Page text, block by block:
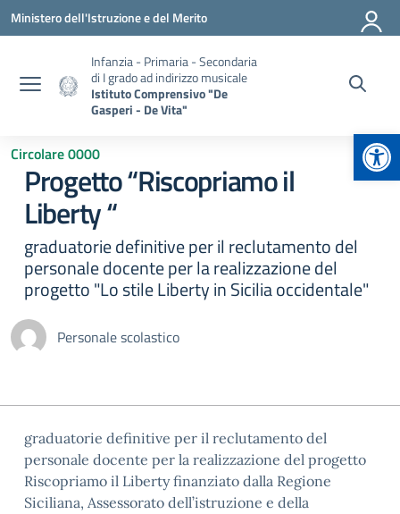
Vai ai contenuti
Vai al menu di navigazione
Vai al footer
Ministero dell'Istruzione e del Merito
Infanzia - Primaria - Secondaria
di I grado ad indirizzo musicale
Istituto Comprensivo "De
Gasperi - De Vita"
Circolare 0000
Progetto “Riscopriamo il
Liberty “
graduatorie definitive per il reclutamento del
personale docente per la realizzazione del
progetto "Lo stile Liberty in Sicilia occidentale"
Personale scolastico
graduatorie definitive per il reclutamento del
personale docente per la realizzazione del progetto
Riscopriamo il Liberty finanziato dalla Regione
Siciliana, Assessorato dell’istruzione e della